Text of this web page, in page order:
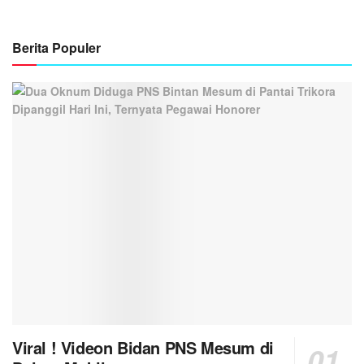
Berita Populer
Viral ! Videon Bidan PNS Mesum di